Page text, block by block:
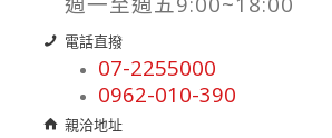
電話直撥
07-2255000
0962-010-390
親洽地址